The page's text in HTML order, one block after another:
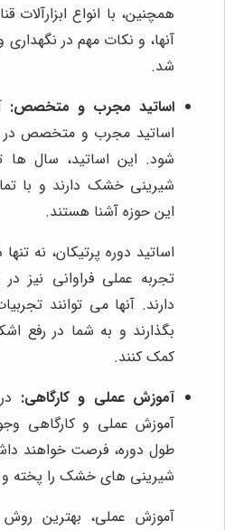
همچنین، با انواع ابزارآلات
آنها، و نکات مهم در نگهداری
شد.
اساتید مجرب و متخصص:
اساتید مجرب و متخصص در
شود. این اساتید، سال ها
شیرینی خشک دارند و با
این حوزه آشنا هستند.
اساتید دوره پرتیکان، نه
تجربه عملی فراوانی نیز
دارند. آنها می توانند
بگذارند و به شما در رفع
کمک کنند.
آموزش عملی و کارگاهی:
آموزش عملی و کارگاهی
طول دوره، فرصت خواهند
شیرینی های خشک را پخته و
آموزش عملی، بهترین